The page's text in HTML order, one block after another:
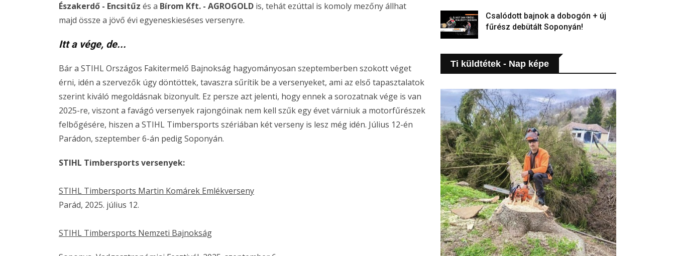
Északerdő - Encsitűz és a Bírom Kft. - AGROGOLD is, tehát ezúttal is komoly mezőny állhat
majd össze a jövő évi egyeneskieséses versenyre.
Itt a vége, de...
Bár a STIHL Országos Fakitermelő Bajnokság hagyományosan szeptemberben szokott véget
érni, idén a szervezők úgy döntöttek, tavaszra sűrítik be a versenyeket, ami az első tapasztalatok
szerint kiváló megoldásnak bizonyult. Ez persze azt jelenti, hogy ennek a sorozatnak vége is van
2025-re, viszont a favágó versenyek rajongóinak nem kell szűk egy évet várniuk a motorfűrészek
felbőgésére, hiszen a STIHL Timbersports szériában két verseny is lesz még idén. Július 12-én
Parádon, szeptember 6-án pedig Soponyán.
STIHL Timbersports versenyek:
STIHL Timbersports Martin Komárek Emlékverseny
Parád, 2025. július 12.
STIHL Timbersports Nemzeti Bajnokság
Csalódott bajnok a dobogón + új
fűrész debütált Soponyán!
Ti küldtétek - Nap képe